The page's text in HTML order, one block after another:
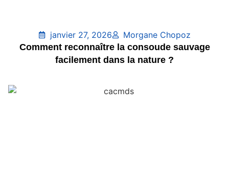
janvier 27, 2026
Morgane Chopoz
Comment reconnaître la consoude sauvage
facilement dans la nature ?